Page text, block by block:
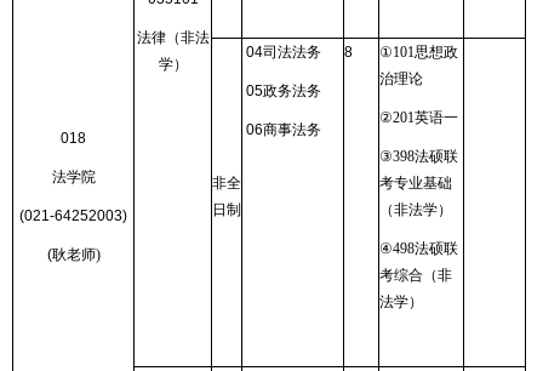
018
法学院
(021-64252003)
(耿老师)
法律（非法
学）
非全
日制
04司法法务
05政务法务
06商事法务
8 ①101思想政
治理论
②201英语一
③398法硕联
考专业基础
（非法学）
④498法硕联
考综合（非
法学）